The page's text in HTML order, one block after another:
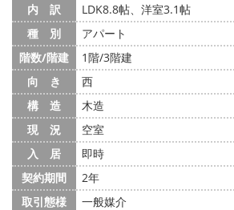
内 訳
LDK8.8帖、洋室3.1帖
種 別
アパート
階数/階建
1階/3階建
向 き
西
構 造
木造
現 況
空室
入 居
即時
契約期間
2年
取引態様
一般媒介